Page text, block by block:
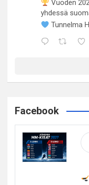
Vuoden
yhdessä
Tunnelma
Facebook